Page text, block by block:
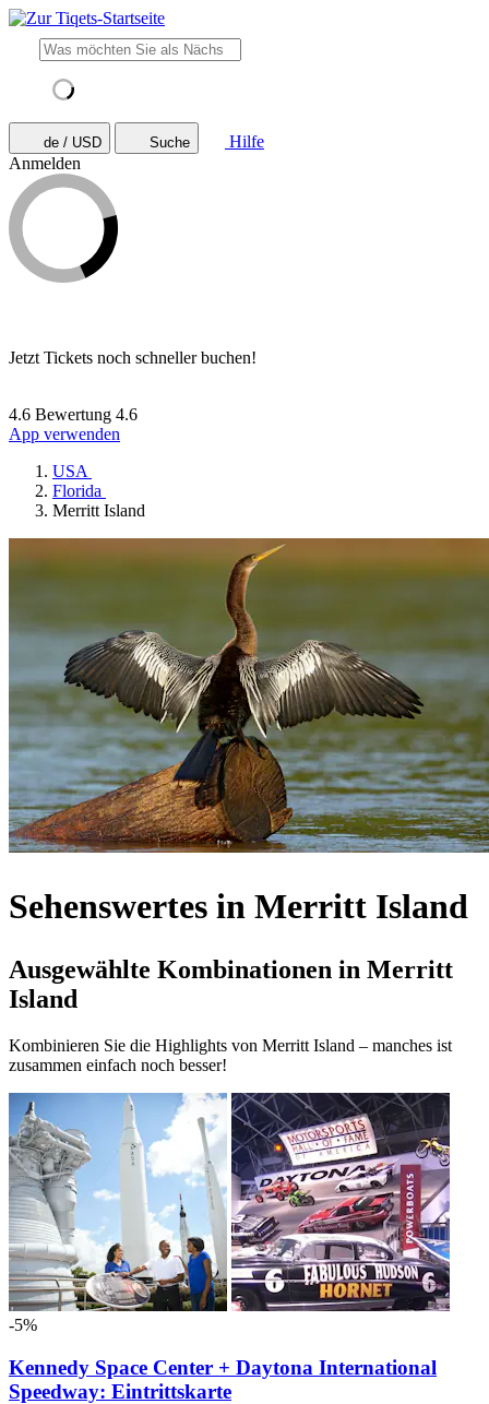
de / USD Suche
Hilfe
Anmelden
Jetzt Tickets noch schneller buchen!
4.6 Bewertung 4.6
App verwenden
USA
Florida
Merritt Island
Sehenswertes in Merritt Island
Ausgewählte Kombinationen in Merritt
Island
Kombinieren Sie die Highlights von Merritt Island – manches ist
zusammen einfach noch besser!
-5%
Kennedy Space Center + Daytona International
Speedway: Eintrittskarte